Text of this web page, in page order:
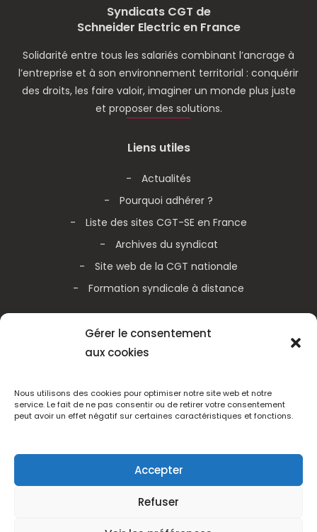
Gérer le consentement
aux cookies
Nous utilisons des cookies pour optimiser notre site web et notre
service. Le fait de ne pas consentir ou de retirer votre consentement
peut avoir un effet négatif sur certaines caractéristiques et fonctions.
Accepter
Refuser
Syndicats CGT de
Schneider Electric en France
Solidarité entre tous les salariés combinant l’ancrage à
l’entreprise et à son environnement territorial : conquérir
des droits, les faire valoir, imaginer un monde plus juste
et proposer des solutions.
Liens utiles
Actualités
Pourquoi adhérer ?
Liste des sites CGT-SE en France
Archives du syndicat
Site web de la CGT nationale
Formation syndicale à distance
Galerie vidéos
Actualités de la CGT nationale
Actualités de la CGT Métallurgie
CGT Schneider Electric France - Tous droits réservés 2005 -